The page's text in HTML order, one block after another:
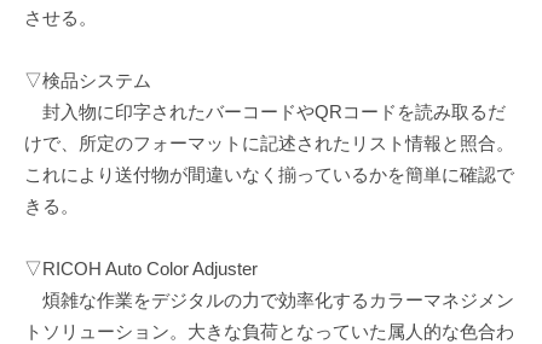
させる。
▽検品システム
封入物に印字されたバーコードやQRコードを読み取るだ
けで、所定のフォーマットに記述されたリスト情報と照合。
これにより送付物が間違いなく揃っているかを簡単に確認で
きる。
▽RICOH Auto Color Adjuster
煩雑な作業をデジタルの力で効率化するカラーマネジメン
トソリューション。大きな負荷となっていた属人的な色合わ